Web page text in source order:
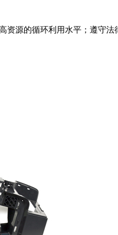
资源的循环利用水平；遵守